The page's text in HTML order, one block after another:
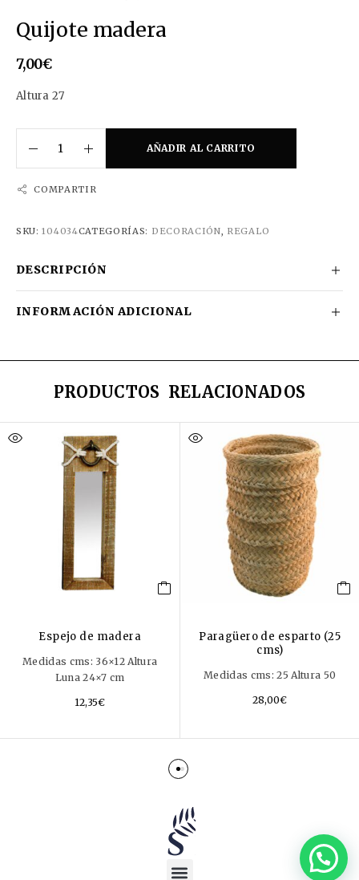
Quijote madera
7,00€
Altura 27
AÑADIR AL CARRITO
COMPARTIR
SKU:104034CATEGORÍAS: DECORACIÓN, REGALO
DESCRIPCIÓN
INFORMACIÓN ADICIONAL
PRODUCTOS RELACIONADOS
Espejo de madera
Medidas cms: 36×12 Altura
Luna 24×7 cm
12,35€
Paragüero de esparto (25
cms)
Medidas cms: 25 Altura 50
28,00€